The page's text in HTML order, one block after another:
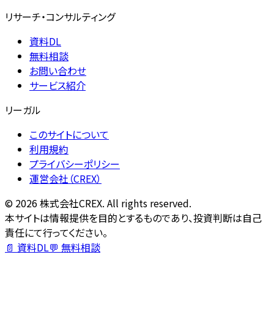
リサーチ・コンサルティング
資料DL
無料相談
お問い合わせ
サービス紹介
リーガル
このサイトについて
利用規約
プライバシーポリシー
運営会社（CREX）
© 2026株式会社CREX. All rights reserved.
本サイトは情報提供を目的とするものであり、投資判断は自己
責任にて行ってください。
📄 資料DL💬 無料相談